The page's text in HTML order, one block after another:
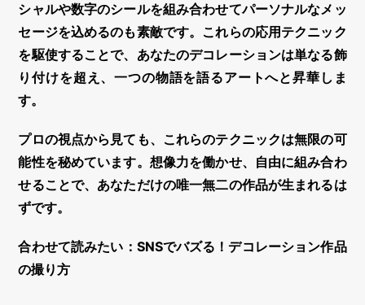
シャルや数字のシールを組み合わせてパーソナルなメッ
セージを込めるのも素敵です。これらの応用テクニック
を駆使することで、あなたのデコレーションは単なる飾
り付けを超え、一つの物語を語るアートへと昇華しま
す。
プロの視点から見ても、これらのテクニックは無限の可
能性を秘めています。想像力を働かせ、自由に組み合わ
せることで、あなただけの唯一無二の作品が生まれるは
ずです。
合わせて読みたい：SNSでバズる！デコレーション作品
の撮り方